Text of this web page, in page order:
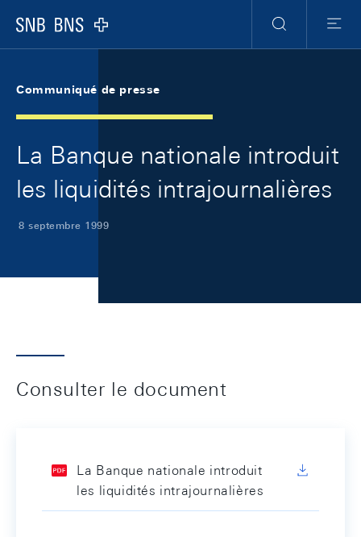
Logo
RechercheMenu
Communiqué de presse
La Banque nationale introduit
les liquidités intrajournalières
8 septembre 1999
Consulter le document
La Banque nationale introduit
les liquidités intrajournalières